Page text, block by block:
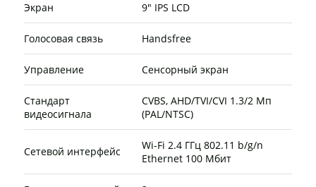
Экран 9" IPS LCD
Голосовая связь Handsfree
Управление Сенсорный экран
Стандарт
видеосигнала
CVBS, AHD/TVI/CVI 1.3/2 Мп
(PAL/NTSC)
Сетевой интерфейс
Wi-Fi 2.4 ГГц 802.11 b/g/n
Ethernet 100 Мбит